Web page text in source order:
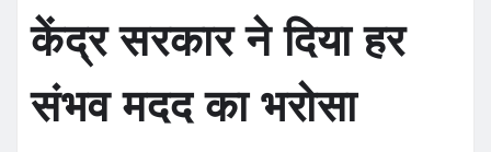
केंद्र सरकार ने दिया हर
संभव मदद का भरोसा